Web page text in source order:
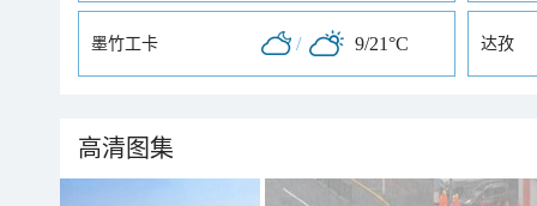
墨竹工卡 / 9/21°C 达孜
高清图集